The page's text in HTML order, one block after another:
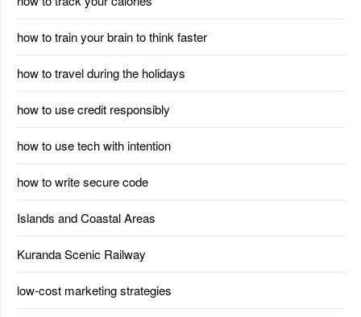
how to train your brain to think faster
how to travel during the holidays
how to use credit responsibly
how to use tech with intention
how to write secure code
Islands and Coastal Areas
Kuranda Scenic Railway
low-cost marketing strategies